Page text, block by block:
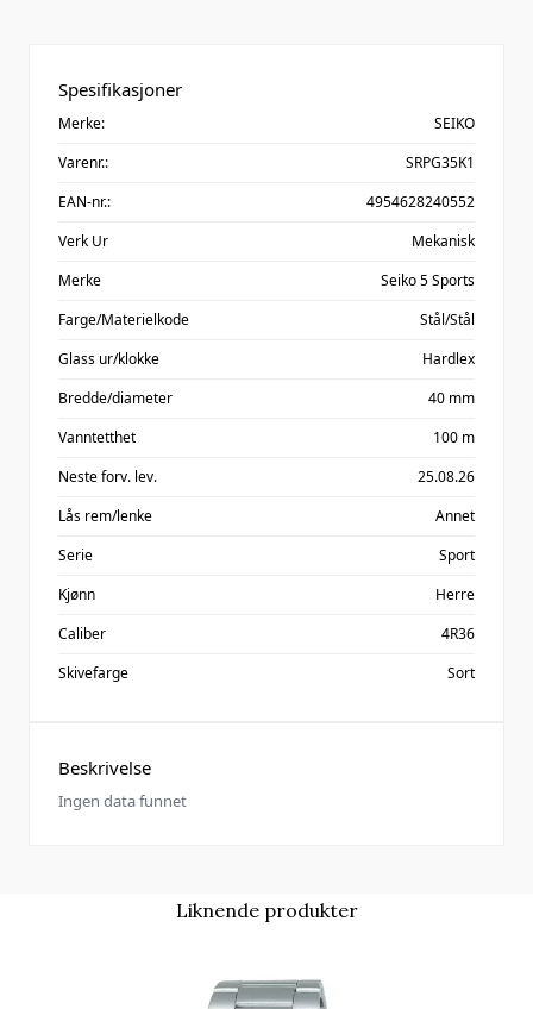
Beskrivelse
Ingen data funnet
Spesifikasjoner
Merke:
SEIKO
Varenr.:
SRPG35K1
EAN-nr.:
4954628240552
Verk Ur
Mekanisk
Merke
Seiko 5 Sports
Farge/Materielkode
Stål/Stål
Glass ur/klokke
Hardlex
Bredde/diameter
40 mm
Vanntetthet
100 m
Neste forv. lev.
25.08.26
Lås rem/lenke
Annet
Serie
Sport
Kjønn
Herre
Caliber
4R36
Skivefarge
Sort
Liknende produkter